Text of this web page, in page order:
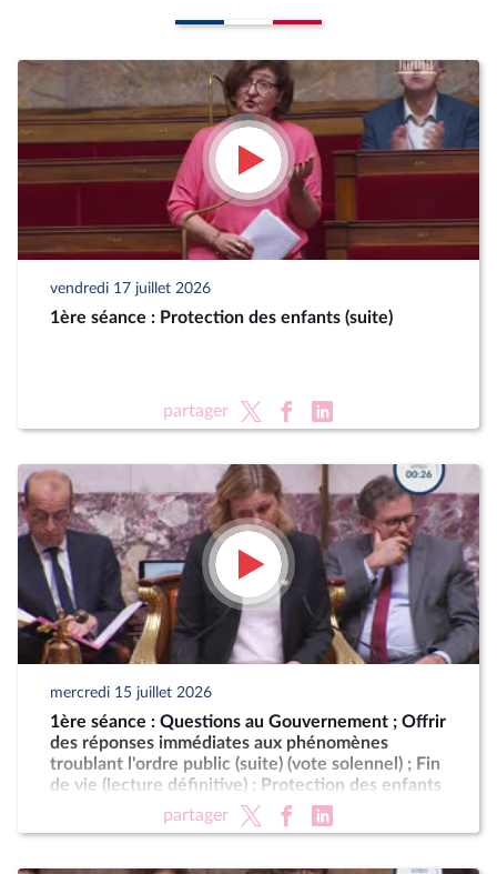
vendredi 17 juillet 2026
1ère séance : Protection des enfants (suite)
partager
mercredi 15 juillet 2026
1ère séance : Questions au Gouvernement ; Offrir
des réponses immédiates aux phénomènes
troublant l'ordre public (suite) (vote solennel) ; Fin
de vie (lecture définitive) ; Protection des enfants
partager